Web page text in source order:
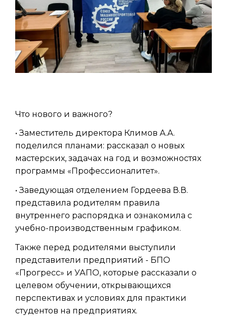
Что нового и важного?
• Заместитель директора Климов А.А.
поделился планами: рассказал о новых
мастерских, задачах на год и возможностях
программы «Профессионалитет».
• Заведующая отделением Гордеева В.В.
представила родителям правила
внутреннего распорядка и ознакомила с
учебно-производственным графиком.
Также перед родителями выступили
представители предприятий - БПО
«Прогресс» и УАПО, которые рассказали о
целевом обучении, открывающихся
перспективах и условиях для практики
студентов на предприятиях.